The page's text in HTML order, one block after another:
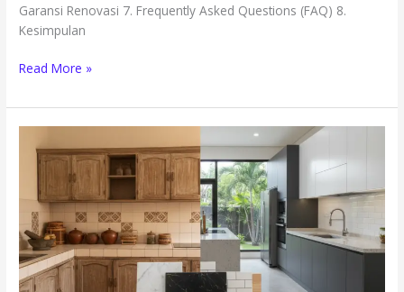
Garansi Renovasi 7. Frequently Asked Questions (FAQ) 8.
Kesimpulan
Read More »
Dapur
Jember:
Memilih
Material
yang
Tepat